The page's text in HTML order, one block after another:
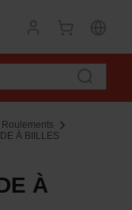
Roulements
À BIILLES
À